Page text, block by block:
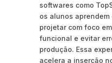
softwares como
os alunos aprendem
projetar com foco
funcional e evitar
produção. Essa
acelera a inserção